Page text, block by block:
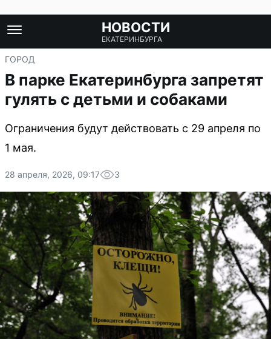
НОВОСТИ
ЕКАТЕРИНБУРГА
ГОРОД
В парке Екатеринбурга запретят
гулять с детьми и собаками
Ограничения будут действовать с 29 апреля по
1 мая.
28 апреля, 2026, 09:17 3